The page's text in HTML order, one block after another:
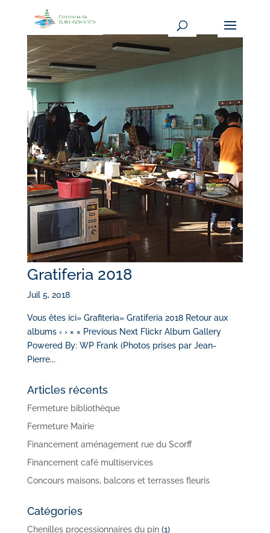
Gratiferia 2018
Juil 5, 2018
Vous êtes ici» Grafiteria» Gratiferia 2018 Retour aux
albums ‹ › × × Previous Next Flickr Album Gallery
Powered By: WP Frank (Photos prises par Jean-
Pierre...
Articles récents
Fermeture bibliothèque
Fermeture Mairie
Financement aménagement rue du Scorff
Financement café multiservices
Concours maisons, balcons et terrasses fleuris
Catégories
Chenilles processionnaires du pin(1)